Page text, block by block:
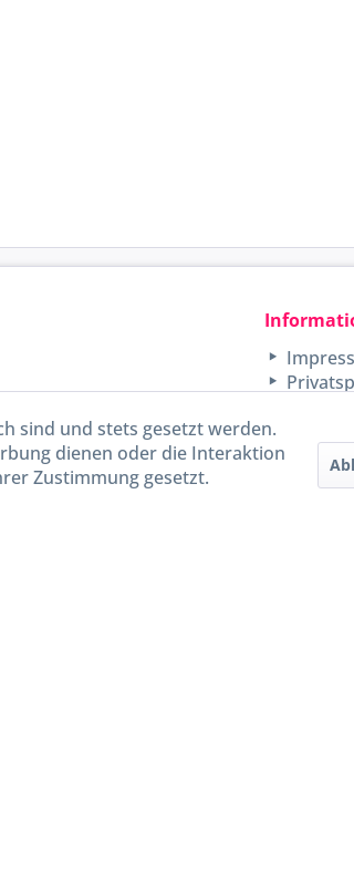
sind und stets gesetzt werden.
dienen oder die Interaktion
Zustimmung gesetzt.